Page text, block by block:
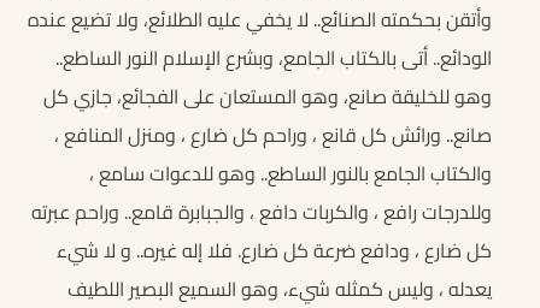
وأتقن بحكمته الصنائع.. لا يخفي عليه الطلائع، ولا تضيع عنده
الودائع.. أتى بالكتاب الجامع، وبشرع الإسلام النور الساطع..
وهو للخليقة صانع، وهو المستعان على الفجائع، جازي كل
صانع.. ورائش كل قانع ، وراحم كل ضارع ، ومنزل المنافع ،
والكتاب الجامع بالنور الساطع.. وهو للدعوات سامع ،
وللدرجات رافع ، والكربات دافع ، والجبابرة قامع.. وراحم عبرته
كل ضارع ، ودافع ضرعة كل ضارع. فلا إله غيره.. و لا شي‏ء
يعدله ، وليس كمثله شيء، وهو السميع البصير اللطيف